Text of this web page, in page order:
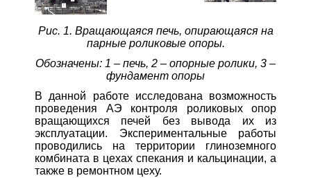
Рис. 1. Вращающаяся печь, опирающаяся на
парные роликовые опоры.
Обозначены: 1 – печь, 2 – опорные ролики, 3 –
фундамент опоры
В данной работе исследована возможность
проведения АЭ контроля роликовых опор
вращающихся печей без вывода их из
эксплуатации. Экспериментальные работы
проводились на территории глиноземного
комбината в цехах спекания и кальцинации, а
также в ремонтном цеху.